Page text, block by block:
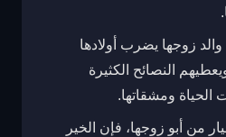
زوجها يضرب أولادها
النصائح الكثيرة
ومشقاتها.
من أبو زوجها، فإن الخير